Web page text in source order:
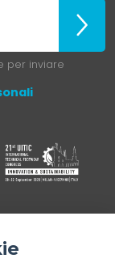
Iscriviti
per inviare